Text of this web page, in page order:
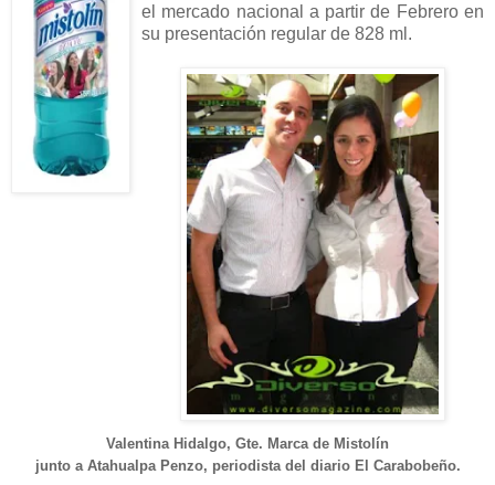
el mercado nacional a partir de Febrero en
su presentación regular de 828 ml.
Valentina Hidalgo, Gte. Marca de Mistolín
junto a Atahualpa Penzo, periodista del diario El Carabobeño.